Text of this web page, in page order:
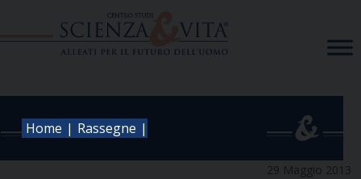
Home | Rassegne |
29 Maggio 2013